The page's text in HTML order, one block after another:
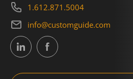
1.612.871.5004
info@customguide.com